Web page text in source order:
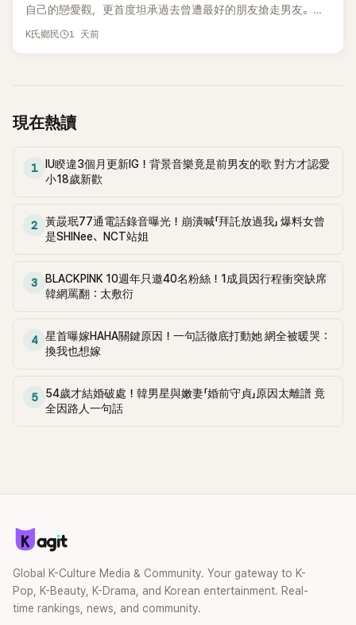
自己的戀愛觀，更首度坦承過去曾遭最好的朋友搶走男友。她
表示，當時選擇瀟灑放手，但如果同樣的事情現在再發生，「我
K氏鄉民 1 天前
現在熱讀
1
IU睽違3個月更新IG！背景音樂竟是前男友的歌 對方才認愛
小18歲新歡
2
黃晸珉77通電話錄音曝光！崩潰喊「拜託放過我」 爆料女曾
是SHINee、NCT站姐
3
BLACKPINK 10週年只邀40名粉絲！1成員因行程衝突缺席
韓網罵翻：太敷衍
4
星首曝嫁HAHA關鍵原因！一句話徹底打動她 網全被暖哭：
換我也想嫁
5
54歲才結婚破處！韓男星與嫩妻「婚前守貞」原因太離譜 竟
全因路人一句話
Global K-Culture Media & Community. Your gateway to K-
Pop, K-Beauty, K-Drama, and Korean entertainment. Real-
time rankings, news, and community.